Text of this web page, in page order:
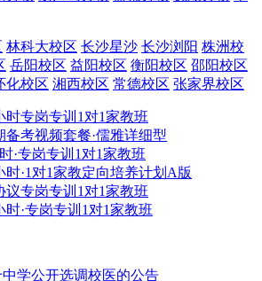
林科大校区 长沙星沙 长沙浏阳 株洲校
岳阳校区 益阳校区 衡阳校区 邵阳校区
化校区 湘西校区 常德校区 张家界校区
时专岗专训1对1家教班
考视频套餐·儒雅详细型
·专岗专训1对1家教班
时·1对1家教定向培养计划A版
议专岗专训1对1家教班
时·专岗专训1对1家教班
学公开选调校医的公告